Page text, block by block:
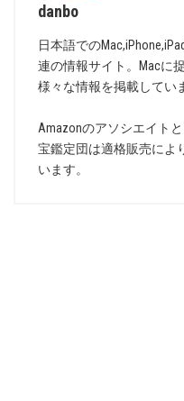
danbo
日本語での
連の情報サイト。Macに
様々な情報を掲載してい
Amazonのアソシエイト
宝鑑定団は適格販売によ
います。